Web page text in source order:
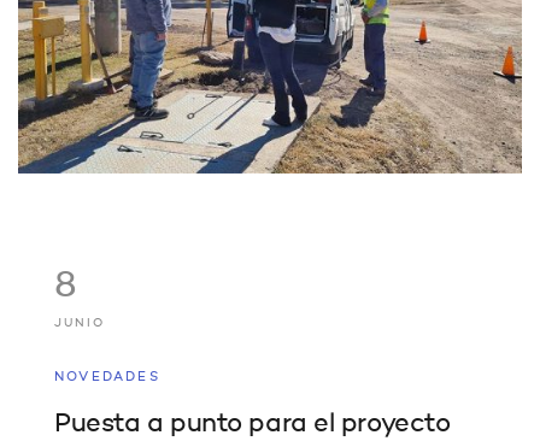
8
JUNIO
NOVEDADES
Puesta a punto para el proyecto